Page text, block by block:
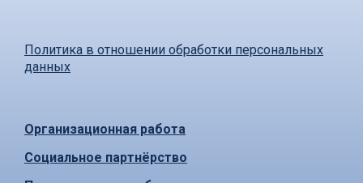
Политика в отношении обработки персональных
данных
Организационная работа
Социальное партнёрство